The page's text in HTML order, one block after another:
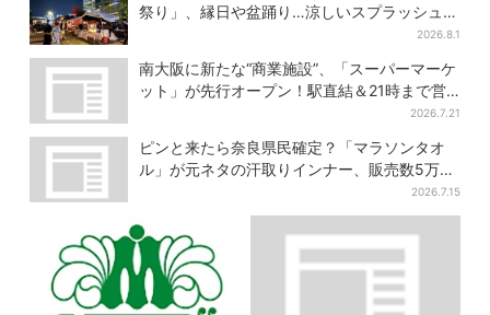
祭り」、縁日や盆踊り…涼しいスプラッシュタ
2026.8.1
南大阪に新たな“商業施設”、「スーパーマーケ
ット」が先行オープン！駅直結＆21時まで営
2026.7.21
ピンと来たら奈良県民確定？「マラソンタオ
ル」が元ネタの汗取りインナー、販売数5万枚
2026.7.15